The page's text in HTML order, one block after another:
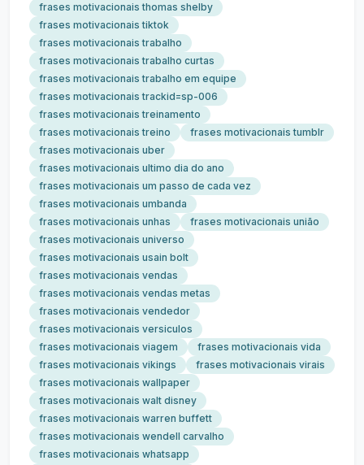
frases motivacionais thomas shelby
frases motivacionais tiktok
frases motivacionais trabalho
frases motivacionais trabalho curtas
frases motivacionais trabalho em equipe
frases motivacionais trackid=sp-006
frases motivacionais treinamento
frases motivacionais treino
frases motivacionais tumblr
frases motivacionais uber
frases motivacionais ultimo dia do ano
frases motivacionais um passo de cada vez
frases motivacionais umbanda
frases motivacionais unhas
frases motivacionais união
frases motivacionais universo
frases motivacionais usain bolt
frases motivacionais vendas
frases motivacionais vendas metas
frases motivacionais vendedor
frases motivacionais versiculos
frases motivacionais viagem
frases motivacionais vida
frases motivacionais vikings
frases motivacionais virais
frases motivacionais wallpaper
frases motivacionais walt disney
frases motivacionais warren buffett
frases motivacionais wendell carvalho
frases motivacionais whatsapp